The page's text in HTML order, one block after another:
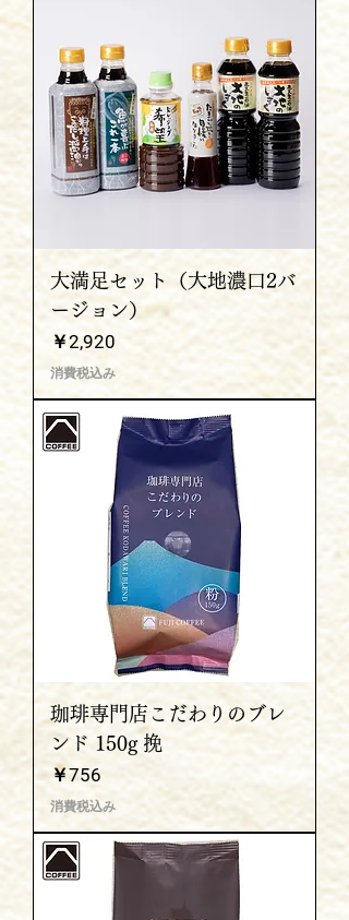
大満足セット（大地濃口2バ
ージョン）
価格
￥2,920
消費税込み
珈琲専門店こだわりのブレ
ンド 150g 挽
価格
￥756
消費税込み